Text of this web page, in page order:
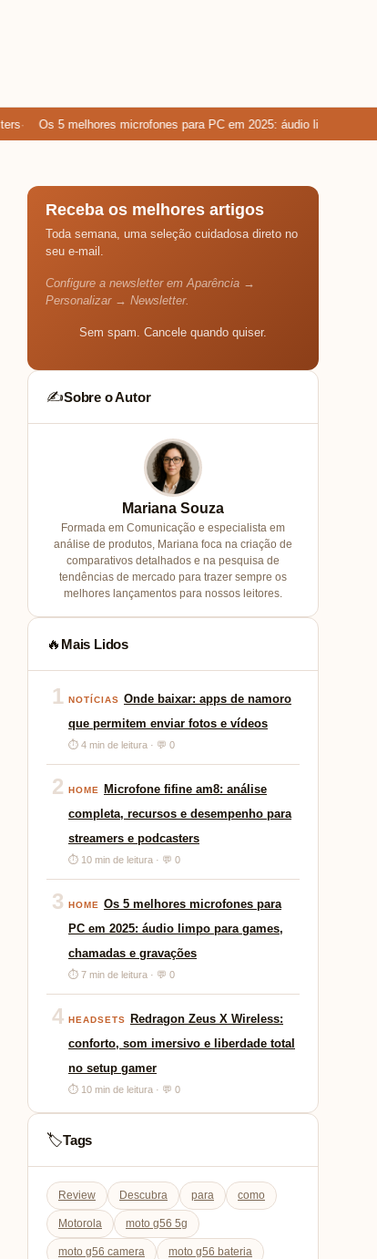
Os 5 melhores microfones para PC em 2025: áudio limpo para
Receba os melhores artigos
Toda semana, uma seleção cuidadosa direto no
seu e-mail.
Configure a newsletter em Aparência →
Personalizar → Newsletter.
Sem spam. Cancele quando quiser.
✍️Sobre o Autor
Mariana Souza
Formada em Comunicação e especialista em
análise de produtos, Mariana foca na criação de
comparativos detalhados e na pesquisa de
tendências de mercado para trazer sempre os
melhores lançamentos para nossos leitores.
🔥 Mais Lidos
1 NOTÍCIAS Onde baixar: apps de namoro
que permitem enviar fotos e vídeos
⏱ 4 min de leitura · 💬 0
2 HOME
Microfone fifine am8: análise
completa, recursos e desempenho para
streamers e podcasters
⏱ 10 min de leitura · 💬 0
3 HOME
Os 5 melhores microfones para
PC em 2025: áudio limpo para games,
chamadas e gravações
⏱ 7 min de leitura · 💬 0
4 HEADSETS
Redragon Zeus X Wireless:
conforto, som imersivo e liberdade total
no setup gamer
⏱ 10 min de leitura · 💬 0
🏷️Tags
Review Descubra para como
Motorola moto g56 5g
moto g56 camera moto g56 bateria